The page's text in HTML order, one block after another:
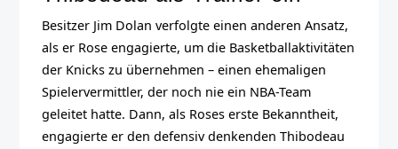
Besitzer Jim Dolan verfolgte einen anderen Ansatz,
als er Rose engagierte, um die Basketballaktivitäten
der Knicks zu übernehmen – einen ehemaligen
Spielervermittler, der noch nie ein NBA-Team
geleitet hatte. Dann, als Roses erste Bekanntheit,
engagierte er den defensiv denkenden Thibodeau